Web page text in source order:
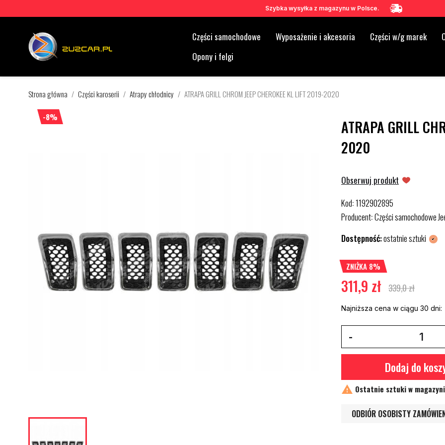
Szybka wysyłka z magazynu w Polsce.
Części samochodowe Wyposażenie i akcesoria Części w/g marek
Opony i felgi
Strona główna Części karoserii Atrapy chłodnicy ATRAPA GRILL CHROM JEEP CHEROKEE KL LIFT 2019-2020
-8%
ATRAPA GRILL
2020
Obserwuj produkt
Kod:1192902895
Producent:Części samochodowe
Dostępność:ostatnie sztuki
ZNIŻKA 8%
311,9 zł 339,0 zł
Najniższa cena w ciągu 30 dni:
Dodaj do
 Ostatnie sztuki w
ODBIÓR OSOBISTY